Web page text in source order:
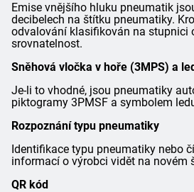
Emise vnějšího hluku pneumatik
decibelech na štítku pneumatiky.
odvalování klasifikován na stupnici
srovnatelnost.
Sněhová vločka v hoře (3MPS) a
Je-li to vhodné, jsou pneumatiky
piktogramy 3PMSF a symbolem
Rozpoznání typu pneumatiky
Identifikace typu pneumatiky nebo
informací o výrobci vidět na novém
QR kód